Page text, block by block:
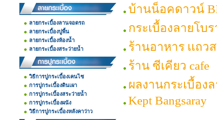
ลายกระเบื้องลานจอดรถ
ลายกระเบื้องปูพื้น
ลายกระเบื้องห้องน้ำ
ลายกระเบื้องสระว่ายน้ำ
วิธีการปูกระเบื้องเคนไซ
การปูกระเบื้องดินเผา
การปูกระเบื้องสระว่ายน้ำ
การปูกระเบื้องผนัง
วิธีการปูกระเบื้องหลังคาว่าว
บ้านน็อคดาวน์
กระเบื้องลายโบ
ร้านอาหาร เเถว
ร้าน ซีเคียว cafe
ผลงานกระเบื้อง
Kept Bangsaray